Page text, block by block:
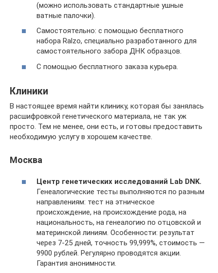
(можно использовать стандартные ушные
ватные палочки).
Самостоятельно: с помощью бесплатного
набора Ralzo, специально разработанного для
самостоятельного забора ДНК образцов.
С помощью бесплатного заказа курьера.
Клиники
В настоящее время найти клинику, которая бы занялась
расшифровкой генетического материала, не так уж
просто. Тем не менее, они есть, и готовы предоставить
необходимую услугу в хорошем качестве.
Москва
Центр генетических исследований Lab DNK.
Генеалогические тесты выполняются по разным
направлениям: тест на этническое
происхождение, на происхождение рода, на
национальность, на генеалогию по отцовской и
материнской линиям. Особенности: результат
через 7-25 дней, точность 99,999%, стоимость —
9900 рублей. Регулярно проводятся акции.
Гарантия анонимности.